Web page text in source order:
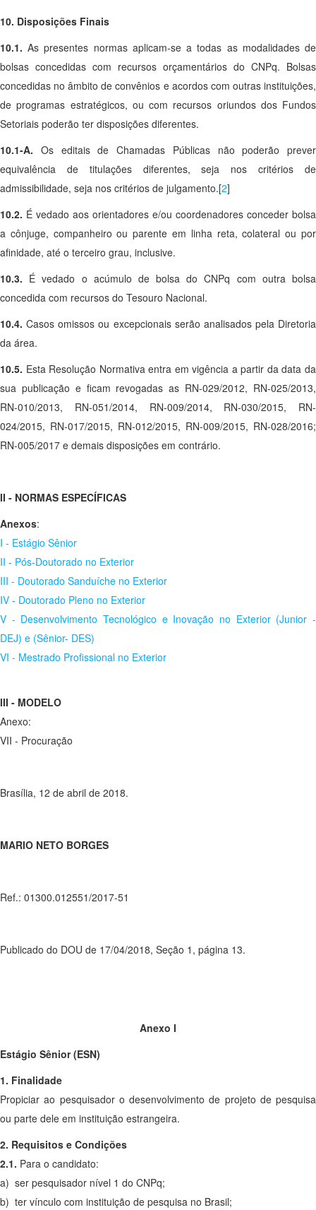
10. Disposições Finais
10.1.As presentes normas aplicam-se a todas as modalidades de
bolsas concedidas com recursos orçamentários do CNPq. Bolsas
concedidas no âmbito de convênios e acordos com outras instituições,
de programas estratégicos, ou com recursos oriundos dos Fundos
Setoriais poderão ter disposições diferentes.
10.1-A. Os editais de Chamadas Públicas não poderão prever
equivalência de titulações diferentes, seja nos critérios de
admissibilidade, seja nos critérios de julgamento.[2]
10.2. É vedado aos orientadores e/ou coordenadores conceder bolsa
a cônjuge, companheiro ou parente em linha reta, colateral ou por
afinidade, até o terceiro grau, inclusive.
10.3. É vedado o acúmulo de bolsa do CNPq com outra bolsa
concedida com recursos do Tesouro Nacional.
10.4. Casos omissos ou excepcionais serão analisados pela Diretoria
da área.
10.5. Esta Resolução Normativa entra em vigência a partir da data da
sua publicação e ficam revogadas as RN-029/2012, RN-025/2013,
RN-010/2013, RN-051/2014, RN-009/2014, RN-030/2015, RN-
024/2015, RN-017/2015, RN-012/2015, RN-009/2015, RN-028/2016;
RN-005/2017 e demais disposições em contrário.
II - NORMAS ESPECÍFICAS
Anexos:
I - Estágio Sênior
II - Pós-Doutorado no Exterior
III - Doutorado Sanduíche no Exterior
IV - Doutorado Pleno no Exterior
V - Desenvolvimento Tecnológico e Inovação no Exterior (Junior -
DEJ) e (Sênior- DES)
VI - Mestrado Profissional no Exterior
III - MODELO
Anexo:
VII - Procuração
Brasília, 12 de abril de 2018.
MARIO NETO BORGES
Ref.: 01300.012551/2017-51
Publicado do DOU de 17/04/2018, Seção 1, página 13.
Anexo I
Estágio Sênior (ESN)
1. Finalidade
Propiciar ao pesquisador o desenvolvimento de projeto de pesquisa
ou parte dele em instituição estrangeira.
2. Requisitos e Condições
2.1. Para o candidato:
a) ser pesquisador nível 1 do CNPq;
b) ter vínculo com instituição de pesquisa no Brasil;